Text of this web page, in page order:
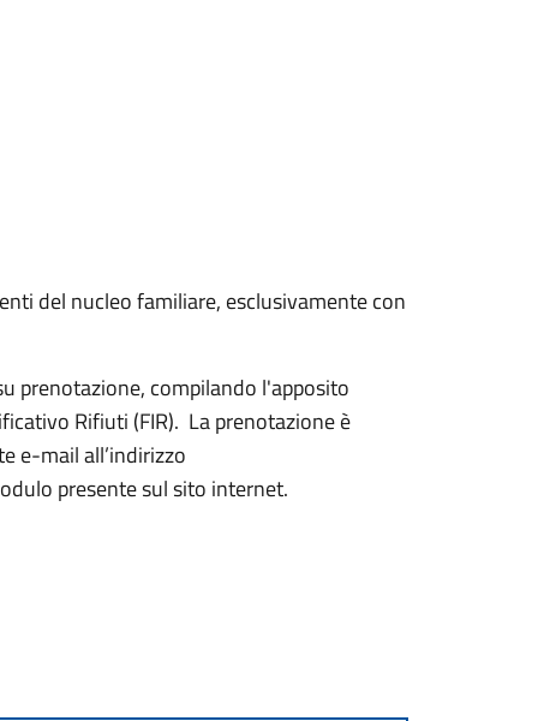
del nucleo familiare, esclusivamente con
prenotazione, compilando l'apposito
Rifiuti (FIR). La prenotazione è
e-mail all’indirizzo
presente sul sito internet.